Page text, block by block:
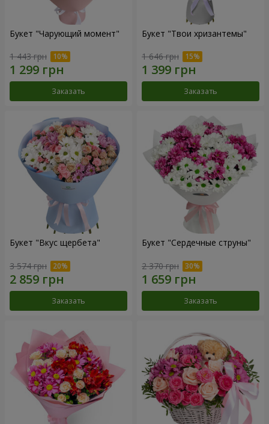
Букет "Чарующий момент"
1 443 грн
Заказать
Букет "Твои хризантемы"
1 646 грн
Заказать
Букет "Вкус щербета"
3 574 грн
Заказать
Букет "Сердечные струны"
2 370 грн
Заказать